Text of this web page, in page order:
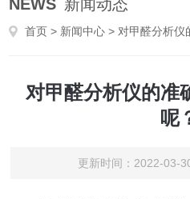
NEWS 新闻动态
首页 > 新闻中心 > 对甲醛分析仪
对甲醛分析仪的准
呢
更新时间：2022-